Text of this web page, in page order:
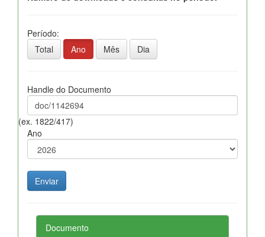
Período:
Total
Ano Mês Dia
Handle do Documento
(ex. 1822/417)
Ano
Documento